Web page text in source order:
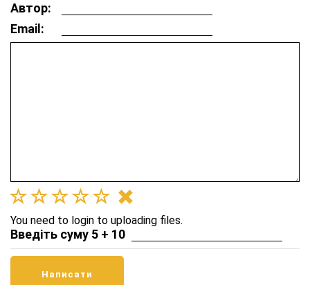
Автор:
Email:
You need to login to uploading files.
Введіть суму 5 + 10